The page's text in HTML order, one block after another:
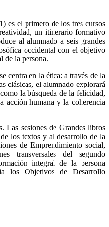
es el primero de los tres cursos
un itinerario formativo
al alumnado a seis grandes
occidental con el objetivo
de la persona.
centra en la ética: a través de la
clásicas, el alumnado explorará
la búsqueda de la felicidad,
acción humana y la coherencia
Las sesiones de Grandes libros
los textos y al desarrollo de la
de Emprendimiento social,
transversales del segundo
integral de la persona
los Objetivos de Desarrollo